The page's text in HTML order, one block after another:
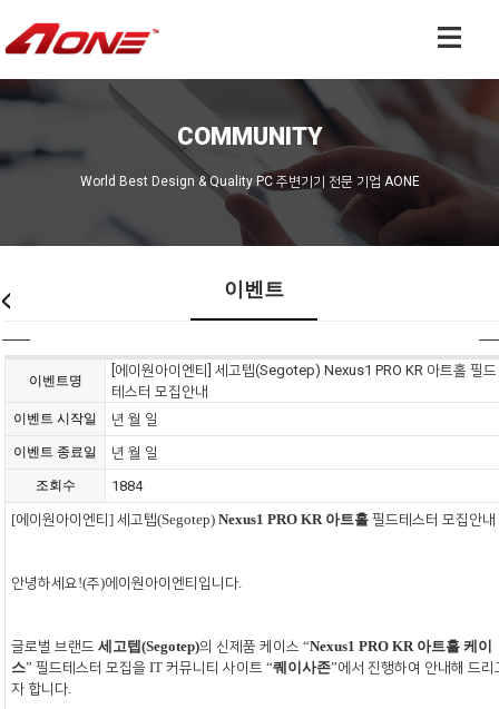
COMMUNITY
World Best Design & Quality PC 주변기기 전문 기업 AONE
이벤트
이벤트명
[에이원아이엔티] 세고텝(Segotep) Nexus1 PRO KR 아트홀 필드
테스터 모집안내
이벤트 시작일 년 월 일
이벤트 종료일 년 월 일
조회수
1884
[에이원아이엔티]세고텝(Segotep)Nexus1 PRO KR 아트홀필드테스터 모집안내
안녕하세요!(주)에이원아이엔티입니다.
글로벌 브랜드세고텝(Segotep)의 신제품 케이스“Nexus1 PRO KR 아트홀 케이
스”필드테스터 모집을IT커뮤니티 사이트“퀘이사존”에서 진행하여 안내해 드리
자 합니다.